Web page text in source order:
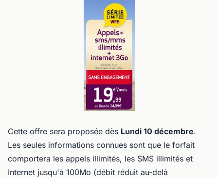
Cette offre sera proposée dès Lundi 10 décembre.
Les seules informations connues sont que le forfait
comportera les appels illimités, les SMS illimités et
Internet jusqu'à 100Mo (débit réduit au-delà